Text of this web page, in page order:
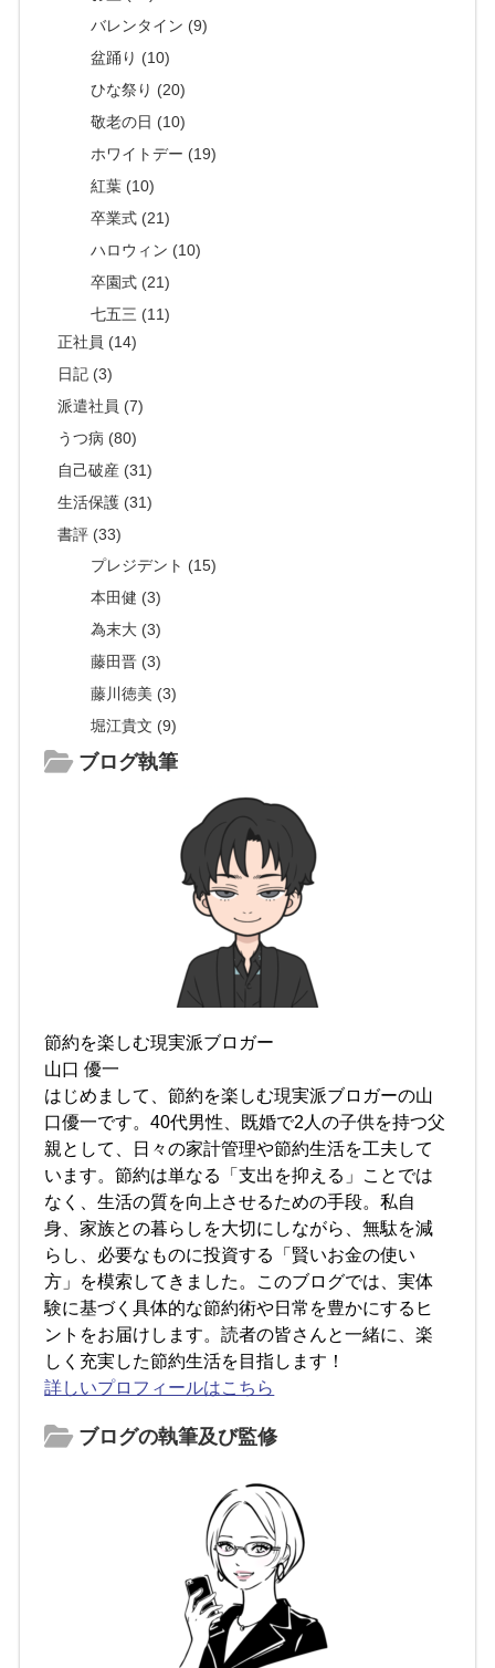
バレンタイン (9)
盆踊り (10)
ひな祭り (20)
敬老の日 (10)
ホワイトデー (19)
紅葉 (10)
卒業式 (21)
ハロウィン (10)
卒園式 (21)
七五三 (11)
正社員 (14)
日記 (3)
派遣社員 (7)
うつ病 (80)
自己破産 (31)
生活保護 (31)
書評 (33)
プレジデント (15)
本田健 (3)
為末大 (3)
藤田晋 (3)
藤川徳美 (3)
堀江貴文 (9)
ブログ執筆
節約を楽しむ現実派ブロガー
山口 優一
はじめまして、節約を楽しむ現実派ブロガーの山
口優一です。40代男性、既婚で2人の子供を持つ父
親として、日々の家計管理や節約生活を工夫して
います。節約は単なる「支出を抑える」ことでは
なく、生活の質を向上させるための手段。私自
身、家族との暮らしを大切にしながら、無駄を減
らし、必要なものに投資する「賢いお金の使い
方」を模索してきました。このブログでは、実体
験に基づく具体的な節約術や日常を豊かにするヒ
ントをお届けします。読者の皆さんと一緒に、楽
しく充実した節約生活を目指します！
詳しいプロフィールはこちら
ブログの執筆及び監修